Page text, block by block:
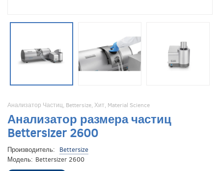
Анализатор Частиц, Bettersize, Хит, Material Science
Анализатор размера частиц
Bettersizer 2600
Производитель:
Bettersize
Модель: Bettersizer 2600